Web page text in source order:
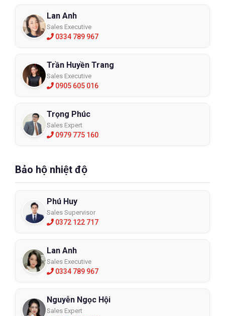
Lan Anh
Sales Executive
0334 789 967
Trần Huyền Trang
Sales Executive
0905 605 016
Trọng Phúc
Sales Expert
0979 775 160
Bảo hộ nhiệt độ
Phú Huy
Sales Supervisor
0372 122 717
Lan Anh
Sales Executive
0334 789 967
Nguyễn Ngọc Hội
Sales Expert